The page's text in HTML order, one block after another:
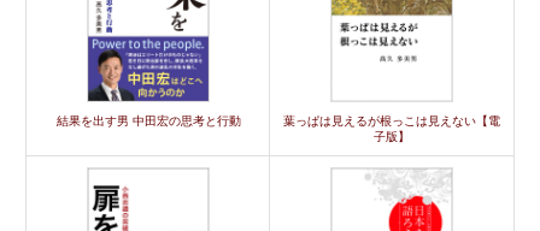
結果を出す男 中田宏の思考と行動
葉っぱは見えるが根っこは見えない【電
子版】